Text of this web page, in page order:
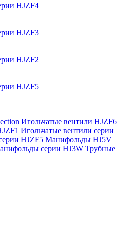
HJZF4
HJZF3
HJZF2
HJZF5
Игольчатые вентили HJZF6
Игольчатые вентили серии
HJZF5 Манифольды HJ5V
серии HJ3W Трубные